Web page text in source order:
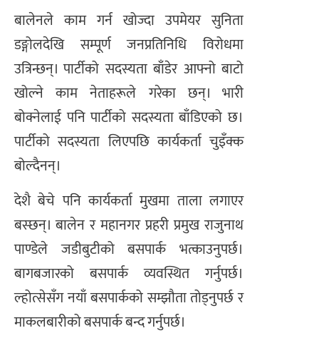
बालेनले काम गर्न खोज्दा उपमेयर सुनिता
डङ्गोलदेखि सम्पूर्ण जनप्रतिनिधि विरोधमा
उत्रिन्छन्। पार्टीको सदस्यता बाँडेर आफ्नो बाटो
खोल्ने काम नेताहरूले गरेका छन्। भारी
बोक्नेलाई पनि पार्टीको सदस्यता बाँडिएको छ।
पार्टीको सदस्यता लिएपछि कार्यकर्ता चुइँक्क
बोल्दैनन्।
देशै बेचे पनि कार्यकर्ता मुखमा ताला लगाएर
बस्छन्। बालेन र महानगर प्रहरी प्रमुख राजुनाथ
पाण्डेले जडीबुटीको बसपार्क भत्काउनुपर्छ।
बागबजारको बसपार्क व्यवस्थित गर्नुपर्छ।
ल्होत्सेसँग नयाँ बसपार्कको सम्झौता तोड्नुपर्छ र
माकलबारीको बसपार्क बन्द गर्नुपर्छ।